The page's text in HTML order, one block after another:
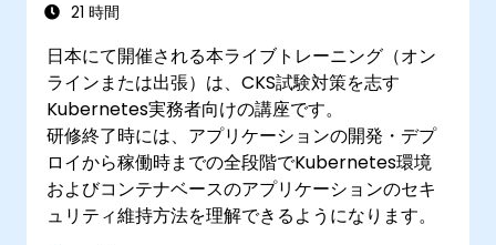
21 時間
日本にて開催される本ライブトレーニング（オン
ラインまたは出張）は、CKS試験対策を志す
Kubernetes実務者向けの講座です。
研修終了時には、アプリケーションの開発・デプ
ロイから稼働時までの全段階でKubernetes環境
およびコンテナベースのアプリケーションのセキ
ュリティ維持方法を理解できるようになります。